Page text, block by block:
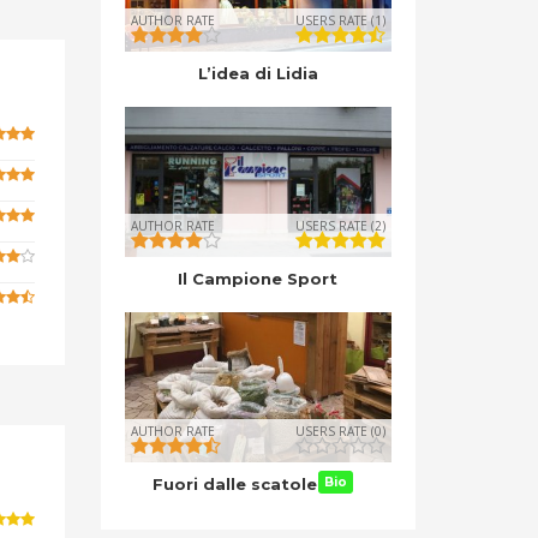
AUTHOR RATE USERS RATE (1)
L’idea di Lidia
AUTHOR RATE USERS RATE (2)
Il Campione Sport
AUTHOR RATE USERS RATE (0)
Fuori dalle scatole Bio